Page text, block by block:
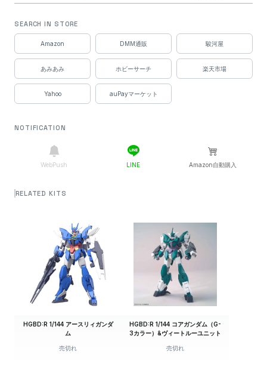
DMM通販 0円
ぐるぐる王国 0円
送料込548円
売切れ ホビーサーチ
売切れ EDION
0円
送料込550円
ハピネット（au）
送料込600円
G作戦
売切れ でじたみん 0円
送料込630円
売切れ でじたみん 0円
送料込630円
あみあみ
SEARCH IN STORE
Amazon DMM通販 駿河屋
あみあみ ホビーサーチ 楽天市場
Yahoo auPayマーケット
NOTIFICATION
WebPush LINE Amazon自動購入
RELATED KITS
HGBD:R 1/144 アースリィガンダ
ム
売切れ
HGBD:R 1/144 コアガンダム（G-
3カラー）&ヴィートルーユニット
売切れ